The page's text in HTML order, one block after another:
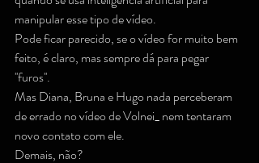
manipular esse tipo de vídeo.
Pode ficar parecido, se o vídeo for muito bem
feito, é claro, mas sempre dá para pegar
''furos''.
Mas Diana, Bruna e Hugo nada perceberam
de errado no vídeo de Volnei_ nem tentaram
novo contato com ele.
Demais, não?